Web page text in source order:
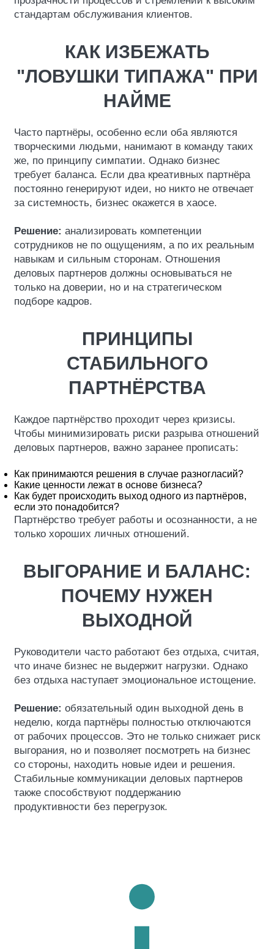
стандартам обслуживания клиентов.
КАК ИЗБЕЖАТЬ
"ЛОВУШКИ ТИПАЖА" ПРИ
НАЙМЕ
Часто партнёры, особенно если оба являются
творческими людьми, нанимают в команду таких
же, по принципу симпатии. Однако бизнес
требует баланса. Если два креативных партнёра
постоянно генерируют идеи, но никто не отвечает
за системность, бизнес окажется в хаосе.
Решение: анализировать компетенции
сотрудников не по ощущениям, а по их реальным
навыкам и сильным сторонам. Отношения
деловых партнеров должны основываться не
только на доверии, но и на стратегическом
подборе кадров.
ПРИНЦИПЫ
СТАБИЛЬНОГО
ПАРТНЁРСТВА
Каждое партнёрство проходит через кризисы.
Чтобы минимизировать риски разрыва отношений
деловых партнеров, важно заранее прописать:
Как принимаются решения в случае разногласий?
Какие ценности лежат в основе бизнеса?
Как будет происходить выход одного из партнёров,
если это понадобится?
Партнёрство требует работы и осознанности, а не
только хороших личных отношений.
ВЫГОРАНИЕ И БАЛАНС:
ПОЧЕМУ НУЖЕН
ВЫХОДНОЙ
Руководители часто работают без отдыха, считая,
что иначе бизнес не выдержит нагрузки. Однако
без отдыха наступает эмоциональное истощение.
Решение: обязательный один выходной день в
неделю, когда партнёры полностью отключаются
от рабочих процессов. Это не только снижает риск
выгорания, но и позволяет посмотреть на бизнес
со стороны, находить новые идеи и решения.
Стабильные коммуникации деловых партнеров
также способствуют поддержанию
продуктивности без перегрузок.